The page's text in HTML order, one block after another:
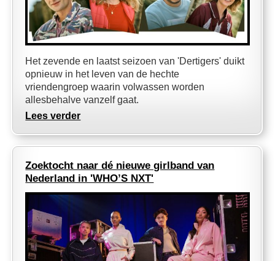
Het zevende en laatst seizoen van 'Dertigers' duikt
opnieuw in het leven van de hechte
vriendengroep waarin volwassen worden
allesbehalve vanzelf gaat.
Lees verder
Zoektocht naar dé nieuwe girlband van
Nederland in 'WHO’S NXT'